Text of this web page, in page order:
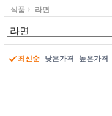
식품 라면
최신순 낮은가격 높은가격